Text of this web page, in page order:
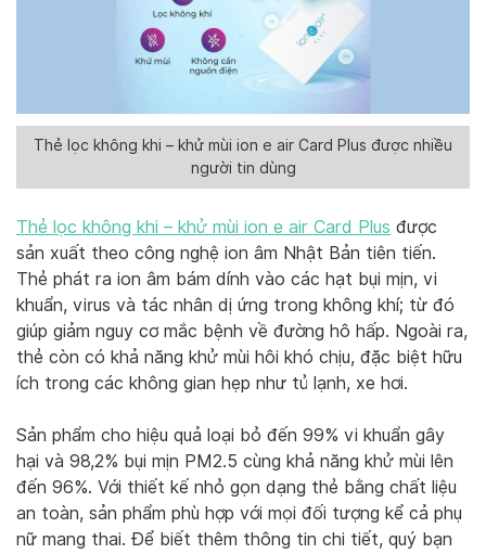
Thẻ lọc không khi – khử mùi ion e air Card Plus được nhiều
người tin dùng
Thẻ lọc không khi – khử mùi ion e air Card Plus được
sản xuất theo công nghệ ion âm Nhật Bản tiên tiến.
Thẻ phát ra ion âm bám dính vào các hạt bụi mịn, vi
khuẩn, virus và tác nhân dị ứng trong không khí; từ đó
giúp giảm nguy cơ mắc bệnh về đường hô hấp. Ngoài ra,
thẻ còn có khả năng khử mùi hôi khó chịu, đặc biệt hữu
ích trong các không gian hẹp như tủ lạnh, xe hơi.
Sản phẩm cho hiệu quả loại bỏ đến 99% vi khuẩn gây
hại và 98,2% bụi mịn PM2.5 cùng khả năng khử mùi lên
đến 96%. Với thiết kế nhỏ gọn dạng thẻ bằng chất liệu
an toàn, sản phẩm phù hợp với mọi đối tượng kể cả phụ
nữ mang thai. Để biết thêm thông tin chi tiết, quý bạn